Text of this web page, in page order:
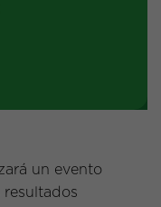
un evento
resultados